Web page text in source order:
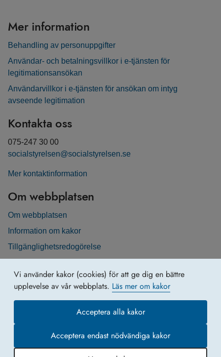
Vi använder kakor (cookies) för att ge dig en bättre
upplevelse av vår webbplats. Läs mer om kakor
Acceptera alla kakor
Acceptera endast nödvändiga kakor
Mer information
Behandling av personuppgifter
Användar- och betalningsvillkor i e-tjänsten för
legitimationsansökan
Användarvillkor i e-tjänsten för ansökan om intyg
avseende legitimation
Kontakta oss
075-247 30 00
socialstyrelsen@socialstyrelsen.se
Mer kontaktinformation
Om webbplatsen
Om webbplatsen
Information om kakor
Tillgänglighetsredogörelse